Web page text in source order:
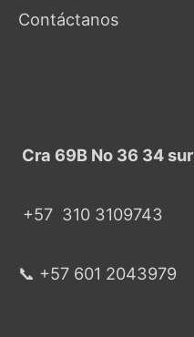
Contáctanos
Cra 69B No 36 34 sur
+57 310 3109743
📞 +57 601 2043979